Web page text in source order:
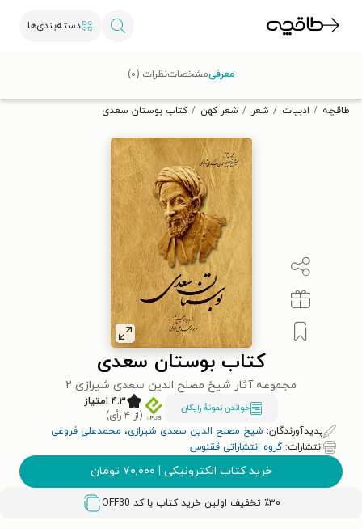
دسته‌بندی‌ها
تخفیف از طاقچه دریافت کن.
طاقچه ادبیات شعر شعر کهن کتاب بوستان سعدی
کتاب بوستان سعدی
مجموعه آثار شیخ مصلح الدین سعدی شیرازی ۲
خواندن نمونۀ رایگان
۴.۳ امتیاز
(از ۴ رأی)
پدیدآورندگان: شیخ مصلح الدین سعدی شیرازی، محمدعلی فروغی
انتشارات:گروه انتشاراتی ققنوس
خرید کتاب الکترونیکی | ۷۰,۰۰۰ تومان
٪۳۰ تخفیف اولین خرید کتاب با کد OFF30
معرفیمشخصاتنظرات (۰)